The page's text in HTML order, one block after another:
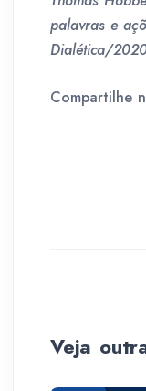
palavras e
Dialética/
Compartilhe
Veja